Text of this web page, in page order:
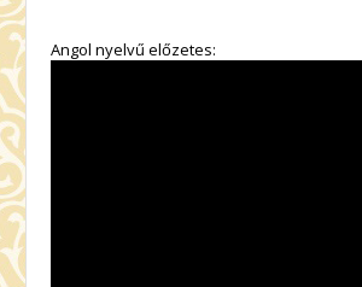
Angol nyelvű előzetes: